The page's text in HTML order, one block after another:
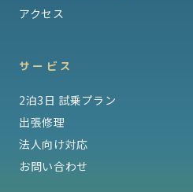
アクセス
サービス
2泊3日 試乗プラン
出張修理
法人向け対応
お問い合わせ